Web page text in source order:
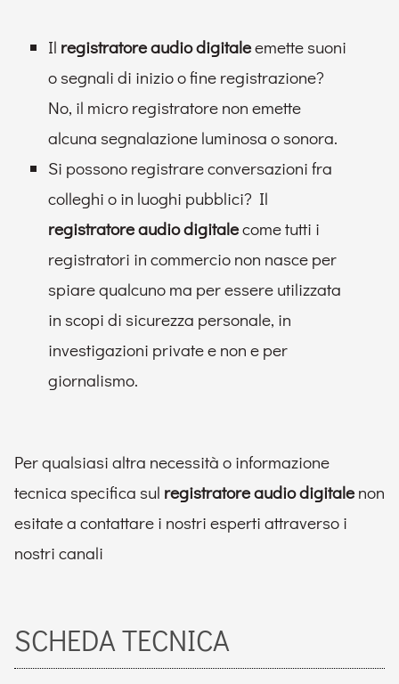
Il registratore audio digitaleemette suoni
o segnali di inizio o fine registrazione?
No, il micro registratore non emette
alcuna segnalazione luminosa o sonora.
Si possono registrare conversazioni fra
colleghi o in luoghi pubblici? Il
registratore audio digitalecome tutti i
registratori in commercio non nasce per
spiare qualcuno ma per essere utilizzata
in scopi di sicurezza personale, in
investigazioni private e non e per
giornalismo.
Per qualsiasi altra necessità o informazione
tecnica specifica sul registratore audio digitalenon
esitate a contattare i nostri esperti attraverso i
nostri canali
SCHEDA TECNICA